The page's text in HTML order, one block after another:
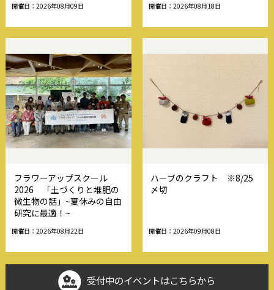
開催日：2026年08月09日 開催日：2026年08月18日
フラワーアップスクール
2026 「土づくりと堆肥の
微生物の話」~夏休みの自由
研究に最適！~
開催日：2026年08月22日
ハーブのクラフト ※8/25
〆切
開催日：2026年09月08日
受付中のイベントはこちらから